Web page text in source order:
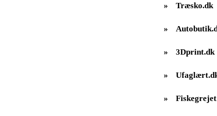
» Træsko.dk
»
» 3Dprint.dk
»
»